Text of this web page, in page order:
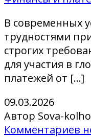
В современных
трудностями
строгих
для участия в
платежей от […]
09.03.2026
Автор Sova-
Комментариев